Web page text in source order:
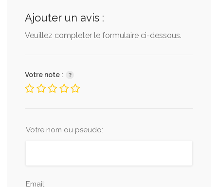
Ajouter un avis :
Veuillez completer le formulaire ci-dessous.
Votre note :
Votre nom ou pseudo:
Email: